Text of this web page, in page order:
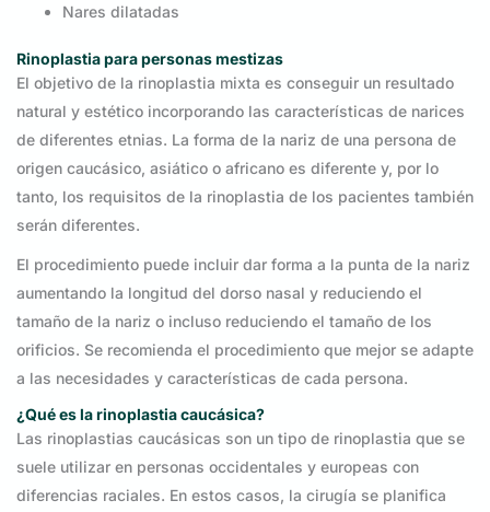
Nares dilatadas
Rinoplastia para personas mestizas
El objetivo de la rinoplastia mixta es conseguir un resultado
natural y estético incorporando las características de narices
de diferentes etnias. La forma de la nariz de una persona de
origen caucásico, asiático o africano es diferente y, por lo
tanto, los requisitos de la rinoplastia de los pacientes también
serán diferentes.
El procedimiento puede incluir dar forma a la punta de la nariz
aumentando la longitud del dorso nasal y reduciendo el
tamaño de la nariz o incluso reduciendo el tamaño de los
orificios. Se recomienda el procedimiento que mejor se adapte
a las necesidades y características de cada persona.
¿Qué es la rinoplastia caucásica?
Las rinoplastias caucásicas son un tipo de rinoplastia que se
suele utilizar en personas occidentales y europeas con
diferencias raciales. En estos casos, la cirugía se planifica